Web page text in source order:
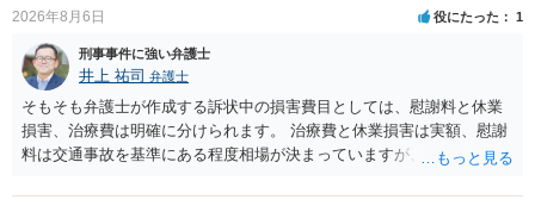
2026年8月6日 役にたった 1
刑事事件に強い弁護士
井上 祐司 弁護士
そもそも弁護士が作成する訴状中の損害費目としては、慰謝料と休業
損害、治療費は明確に分けられます。 治療費と休業損害は実額、慰謝
料は交通事故を基準にある程度相場が決まっていますが、全治１０日
ます。 そうすると、弁護士に依頼した場合はおそらく高い確率で費用